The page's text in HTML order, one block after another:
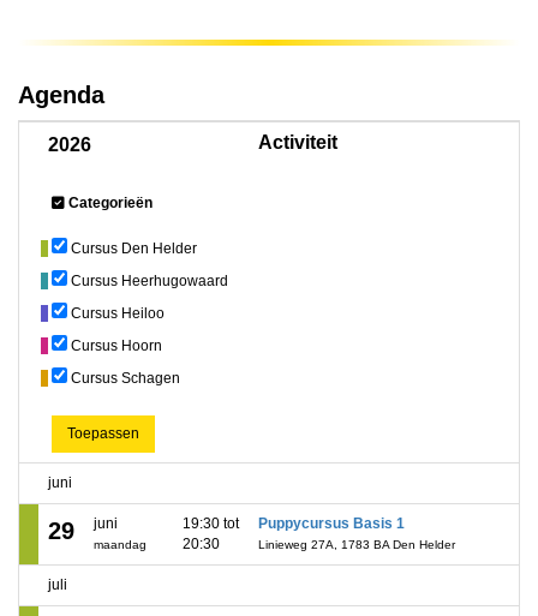
Agenda
2026 Activiteit
Categorieën
Cursus Den Helder
Cursus Heerhugowaard
Cursus Heiloo
Cursus Hoorn
Cursus Schagen
Toepassen
juni
29 juni
maandag
19:30 tot
20:30
Puppycursus Basis 1
Linieweg 27A, 1783 BA Den Helder
juli